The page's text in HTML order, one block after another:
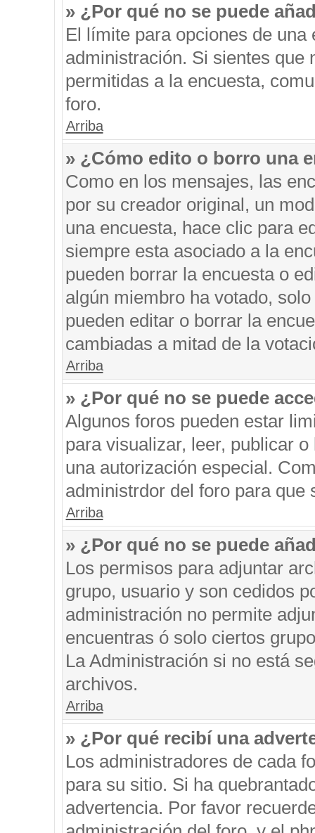
» ¿Por qué no se puede
El límite para opciones de una
administración. Si sientes que
permitidas a la encuesta,
foro.
Arriba
» ¿Cómo edito o borro una
Como en los mensajes, las
por su creador original, un
una encuesta, hace clic para
siempre esta asociado a la
pueden borrar la encuesta o
algún miembro ha votado,
pueden editar o borrar la
cambiadas a mitad de la
Arriba
» ¿Por qué no se puede
Algunos foros pueden estar
para visualizar, leer, publicar
una autorización especial.
administrdor del foro para que
Arriba
» ¿Por qué no se puede
Los permisos para adjuntar
grupo, usuario y son cedidos
administración no permite
encuentras ó solo ciertos
La Administración si no está
archivos.
Arriba
» ¿Por qué recibí una
Los administradores de cada
para su sitio. Si ha
advertencia. Por favor